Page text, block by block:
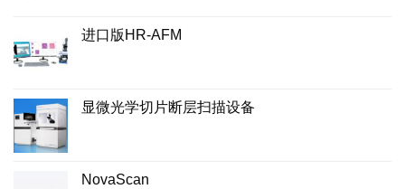
进口版HR-AFM
显微光学切片断层扫描设备
NovaScan